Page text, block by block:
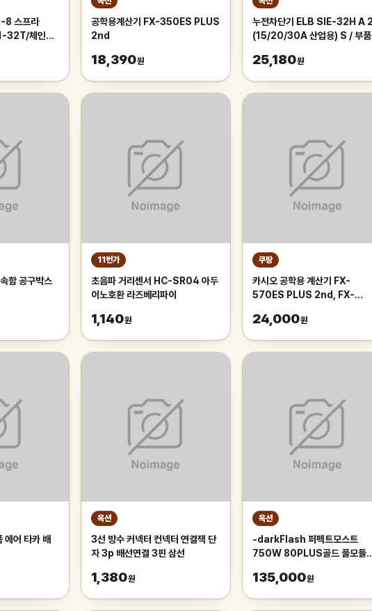
8 스프라
32T/체인
공학용계산기 FX-350ES PLUS
2nd
18,390원
누전차단기 ELB SIE-32H A
(15/20/30A 산업용) S / 부
25,180원
함 공구박스
11번가
초음파 거리센서 HC-SR04 아두
이노호환 라즈베리파이
1,140원
쿠팡
카시오 공학용 계산기 FX-
570ES PLUS 2nd, FX-
개
24,000원
어 타카 배
옥션
3선 방수 커넥터 컨넥터 연결잭 단
자 3p 배선연결 3핀 삼선
1,380원
옥션
-darkFlash 퍼펙트모스트
750W 80PLUS골드 풀모듈
135,000원